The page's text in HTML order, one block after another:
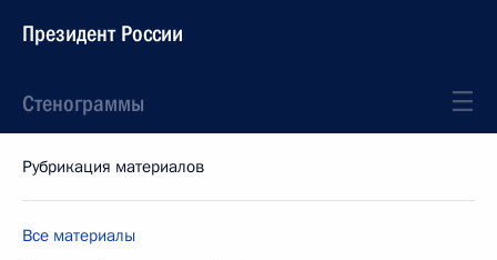
Президент России
Стенограммы
Рубрикация материалов
Все материалы